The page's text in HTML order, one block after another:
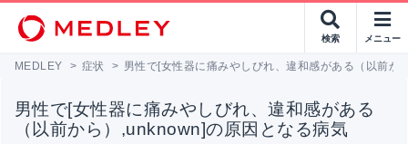
検索 メニュー
MEDLEY > 症状 > 男性で[女性器に痛みやしびれ、違和感がある（以前か
男性で[女性器に痛みやしびれ、違和感がある
（以前から）,unknown]の原因となる病気